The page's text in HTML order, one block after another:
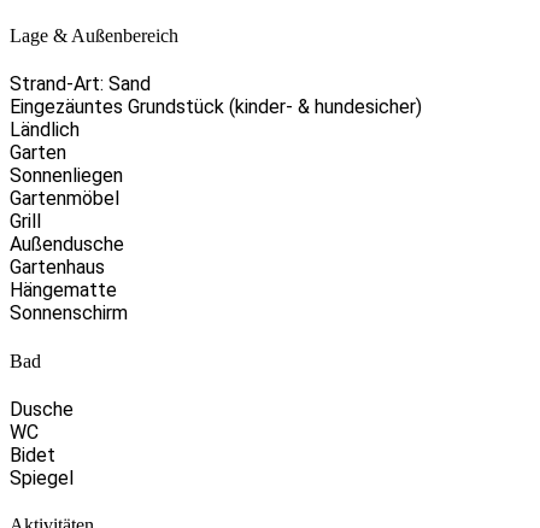
Lage & Außenbereich
Strand-Art: Sand
Eingezäuntes Grundstück (kinder- & hundesicher)
Ländlich
Garten
Sonnenliegen
Gartenmöbel
Grill
Außendusche
Gartenhaus
Hängematte
Sonnenschirm
Bad
Dusche
WC
Bidet
Spiegel